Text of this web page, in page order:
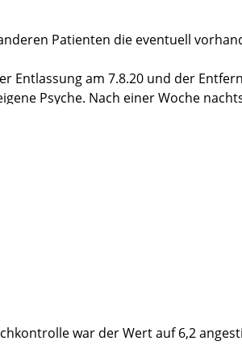
Patienten die eventuell
Entlassung am 7.8.20 und der
Psyche. Nach einer Woche
dafür Beckenbodengymnastik
ganz unterstützen.
war der Wert auf 6,2